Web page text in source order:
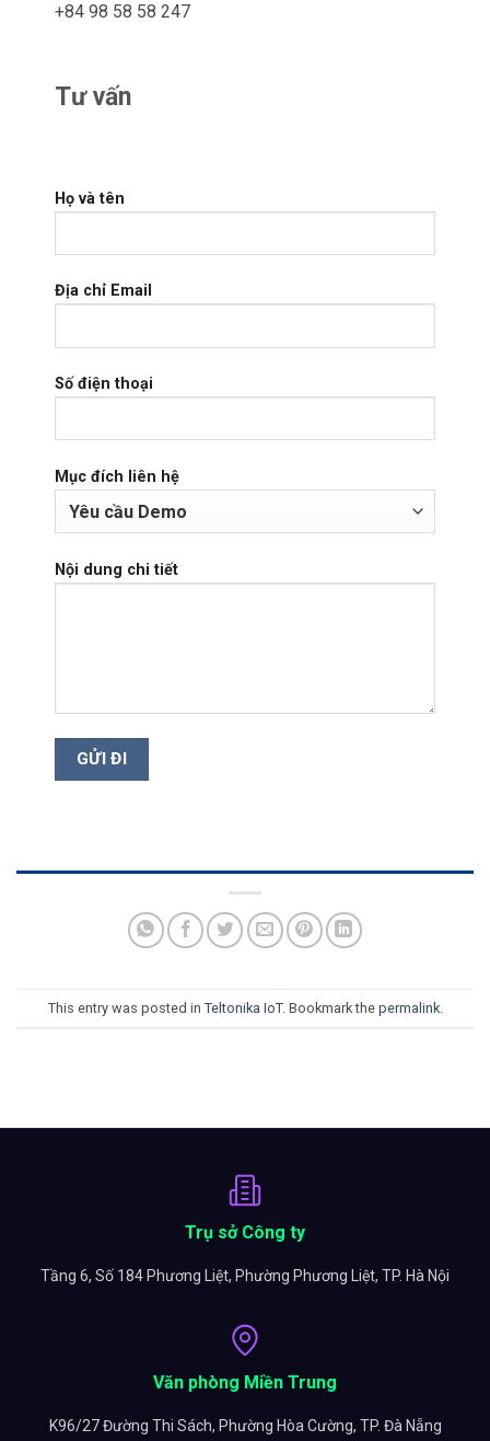
+84 98 58 58 247
Tư vấn
Họ và tên
Địa chỉ Email
Số điện thoại
Mục đích liên hệ
Nội dung chi tiết
This entry was posted in Teltonika IoT. Bookmark the permalink.
Trụ sở Công ty
Tầng 6, Số 184 Phương Liệt, Phường Phương Liệt, TP. Hà Nội
Văn phòng Miền Trung
K96/27 Đường Thi Sách, Phường Hòa Cường, TP. Đà Nẵng